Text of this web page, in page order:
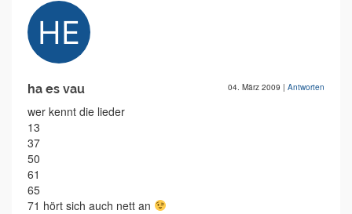
ha es vau 04. März 2009 | Antworten
wer kennt die lieder
13
37
50
61
65
71 hört sich auch nett an